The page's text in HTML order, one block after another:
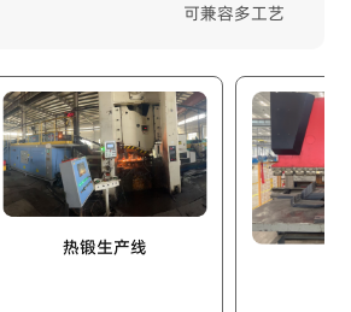
可兼容多工艺
热锻生产线